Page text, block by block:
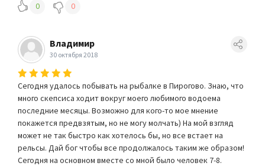
0 0
Владимир
30 октября 2018
Сегодня удалось побывать на рыбалке в Пирогово. Знаю, что
много скепсиса ходит вокруг моего любимого водоема
последние месяцы. Возможно для кого-то мое мнение
покажется предвзятым, но не могу молчать) На мой взгляд
может не так быстро как хотелось бы, но все встает на
рельсы. Дай бог чтобы все продолжалось таким же образом!
Сегодня на основном вместе со мной было человек 7-8.